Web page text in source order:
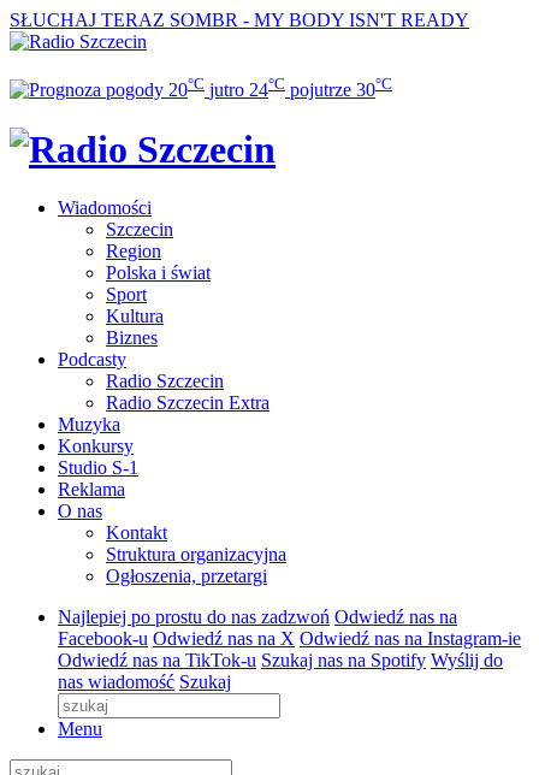
SŁUCHAJ TERAZ SOMBR - MY BODY ISN'T READY
20°C jutro 24°C pojutrze 30°C
Wiadomości
Szczecin
Region
Polska i świat
Sport
Kultura
Biznes
Podcasty
Radio Szczecin
Radio Szczecin Extra
Muzyka
Konkursy
Studio S-1
Reklama
O nas
Kontakt
Struktura organizacyjna
Ogłoszenia, przetargi
Najlepiej po prostu do nas zadzwoń Odwiedź nas na
Facebook-u Odwiedź nas na X Odwiedź nas na Instagram-ie
Odwiedź nas na TikTok-u Szukaj nas na Spotify Wyślij do
nas wiadomość Szukaj
Menu